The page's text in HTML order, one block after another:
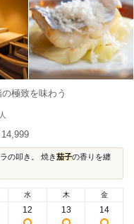
極致を味わう
人
の叩き。 焼き茄子の香りを纏
水
12
木
13
金
14